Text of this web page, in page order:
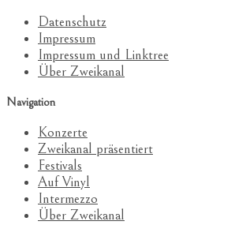
Datenschutz
Impressum
Impressum und Linktree
Über Zweikanal
Navigation
Konzerte
Zweikanal präsentiert
Festivals
Auf Vinyl
Intermezzo
Über Zweikanal